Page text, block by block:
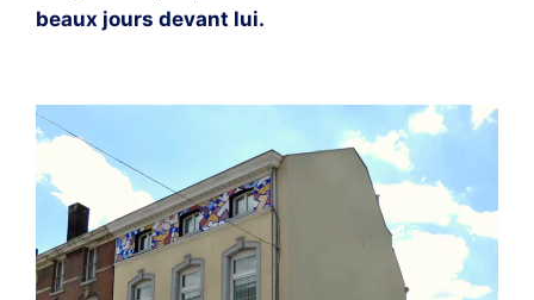
beaux jours devant lui.